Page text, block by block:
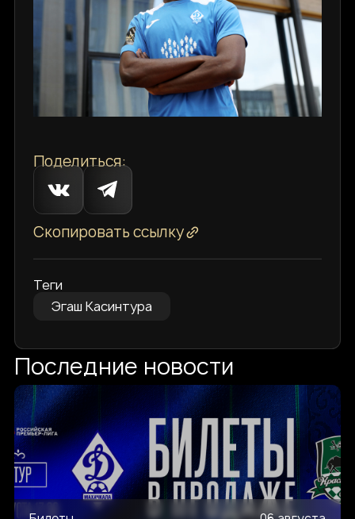
Поделиться:
Скопировать ссылку
Теги
Эгаш Касинтура
Последние новости